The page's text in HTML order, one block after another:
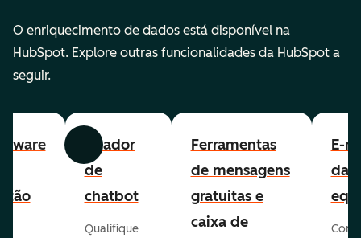
O enriquecimento de dados está disponível na
HubSpot. Explore outras funcionalidades da HubSpot a
seguir.
Anterior Avançar
Criador
de
chatbot
Qualifique
Ferramentas
de mensagens
gratuitas e
caixa de
E-
da